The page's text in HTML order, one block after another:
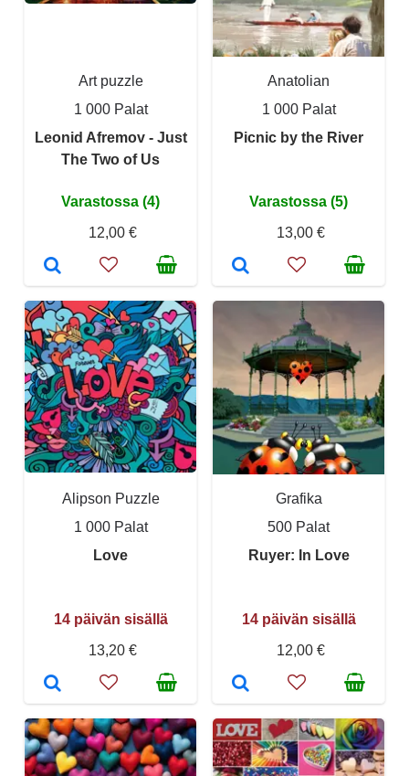
Art puzzle
1 000 Palat
Leonid Afremov - Just
The Two of Us
Varastossa (4)
12,00 €
Anatolian
1 000 Palat
Picnic by the River
Varastossa (5)
13,00 €
Alipson Puzzle
1 000 Palat
Love
14 päivän sisällä
13,20 €
Grafika
500 Palat
Ruyer: In Love
14 päivän sisällä
12,00 €